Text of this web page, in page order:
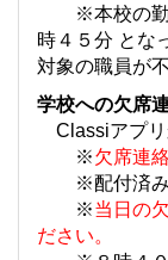
※本校の勤務
時４５分 とな
対象の職員が
学校への欠席
Classiアプリ
※欠席連
※配付済みの
※当日の
ださい。